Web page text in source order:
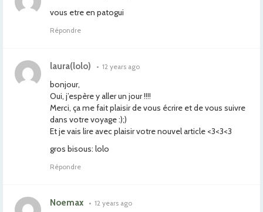
vous etre en patogui
Répondre
laura(lolo) • 12 years ago
bonjour,
Oui, j’espère y aller un jour !!!!
Merci, ça me fait plaisir de vous écrire et de vous suivre
dans votre voyage :);)
Et je vais lire avec plaisir votre nouvel article <3<3<3
gros bisous: lolo
Répondre
Noemax • 12 years ago